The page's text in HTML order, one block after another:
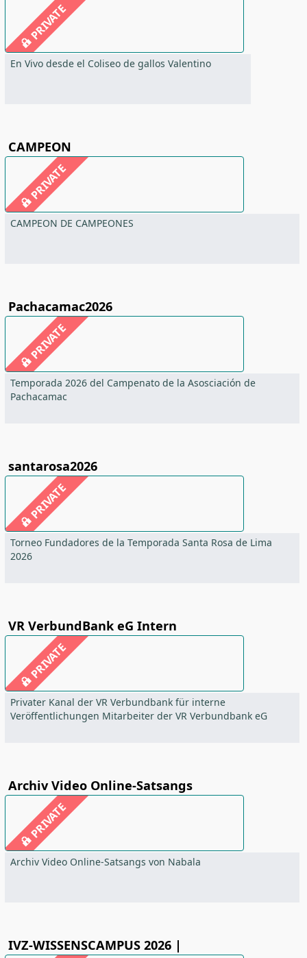
PRIVATE
En Vivo desde el Coliseo de gallos Valentino
CAMPEON
PRIVATE
CAMPEON DE CAMPEONES
Pachacamac2026
PRIVATE
Temporada 2026 del Campenato de la Asosciación de
Pachacamac
santarosa2026
PRIVATE
Torneo Fundadores de la Temporada Santa Rosa de Lima
2026
VR VerbundBank eG Intern
PRIVATE
Privater Kanal der VR Verbundbank für interne
Veröffentlichungen Mitarbeiter der VR Verbundbank eG
Archiv Video Online-Satsangs
PRIVATE
Archiv Video Online-Satsangs von Nabala
IVZ-WISSENSCAMPUS 2026 |